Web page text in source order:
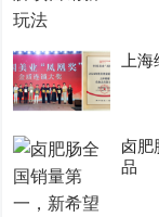
上
卤肥
品